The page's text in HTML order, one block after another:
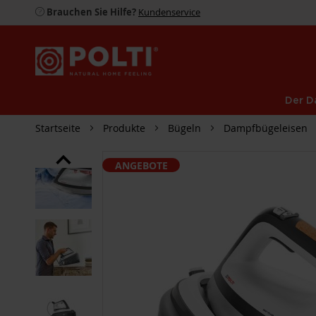
Brauchen Sie Hilfe? Kundenservice
Der
Startseite Produkte Bügeln Dampfbügeleisen
ZUM
ENDE
DER
BILDGALERIE
ANGEBOTE